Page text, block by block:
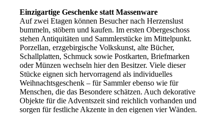
Einzigartige Geschenke statt Massenware
Auf zwei Etagen können Besucher nach Herzenslust
bummeln, stöbern und kaufen. Im ersten Obergeschoss
stehen Antiquitäten und Sammlerstücke im Mittelpunkt.
Porzellan, erzgebirgische Volkskunst, alte Bücher,
Schallplatten, Schmuck sowie Postkarten, Briefmarken
oder Münzen wechseln hier den Besitzer. Viele dieser
Stücke eignen sich hervorragend als individuelles
Weihnachtsgeschenk – für Sammler ebenso wie für
Menschen, die das Besondere schätzen. Auch dekorative
Objekte für die Adventszeit sind reichlich vorhanden und
sorgen für festliche Akzente in den eigenen vier Wänden.